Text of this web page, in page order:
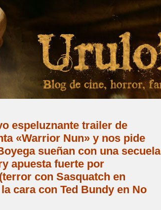
espeluznante trailer de
«Warrior Nun» y nos pide
sueñan con una secuela
apuesta fuerte por
con Sasquatch en
cara con Ted Bundy en No